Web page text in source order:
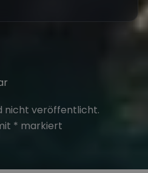
nicht veröffentlicht.
* markiert